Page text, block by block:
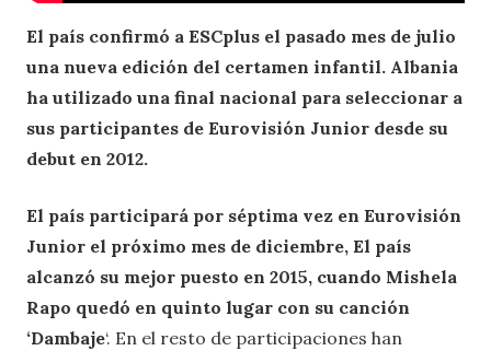
El país confirmó a ESCplus el pasado mes de julio
una nueva edición del certamen infantil. Albania
ha utilizado una final nacional para seleccionar a
sus participantes de Eurovisión Junior desde su
debut en 2012.
El país participará por séptima vez en Eurovisión
Junior el próximo mes de diciembre, El país
alcanzó su mejor puesto en 2015, cuando Mishela
Rapo quedó en quinto lugar con su canción
‘Dambaje‘. En el resto de participaciones han